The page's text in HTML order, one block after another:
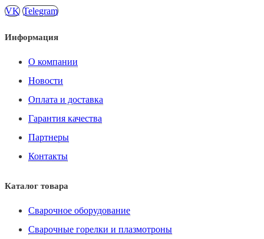
VK Telegram
Информация
О компании
Новости
Оплата и доставка
Гарантия качества
Партнеры
Контакты
Каталог товара
Сварочное оборудование
Сварочные горелки и плазмотроны